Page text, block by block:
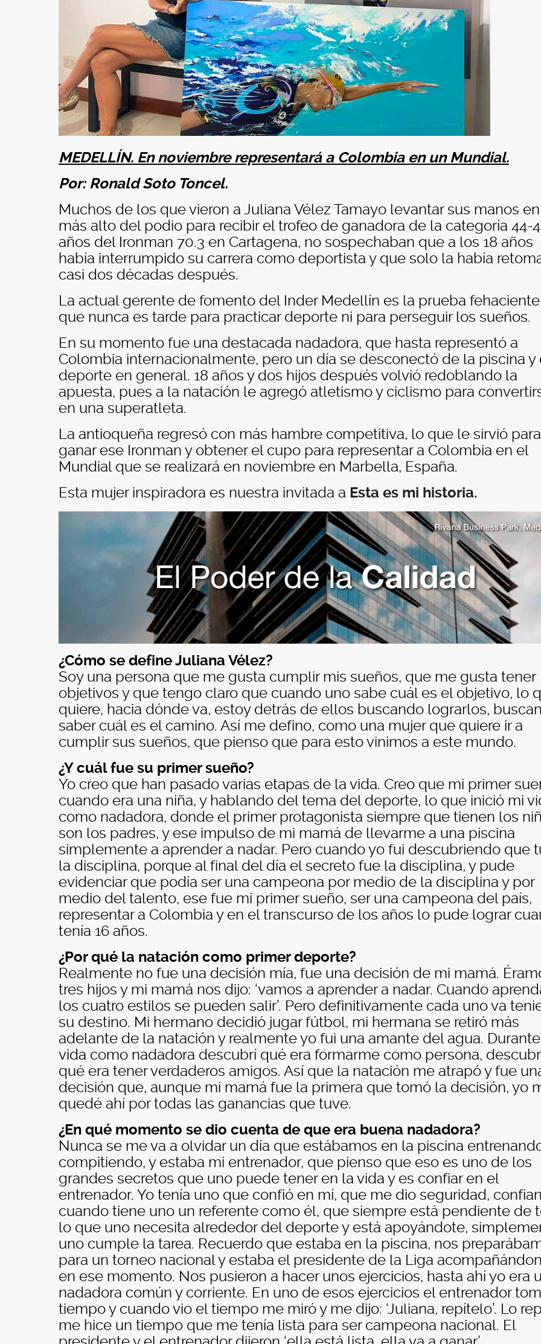
MEDELLÍN. En noviembre representará a Colombia en un Mundial.
Por: Ronald Soto Toncel.
Muchos de los que vieron a Juliana Vélez Tamayo levantar sus manos
más alto del podio para recibir el trofeo de ganadora de la categoría 44-
años del Ironman 70.3 en Cartagena, no sospechaban que a los 18 años
había interrumpido su carrera como deportista y que solo la había
casi dos décadas después.
La actual gerente de fomento del Inder Medellín es la prueba
que nunca es tarde para practicar deporte ni para perseguir los sueños.
En su momento fue una destacada nadadora, que hasta representó a
Colombia internacionalmente, pero un día se desconectó de la piscina y
deporte en general. 18 años y dos hijos después volvió redoblando la
apuesta, pues a la natación le agregó atletismo y ciclismo para
en una superatleta.
La antioqueña regresó con más hambre competitiva, lo que le sirvió para
ganar ese Ironman y obtener el cupo para representar a Colombia en el
Mundial que se realizará en noviembre en Marbella, España.
Esta mujer inspiradora es nuestra invitada a Esta es mi historia.
¿Cómo se define Juliana Vélez?
Soy una persona que me gusta cumplir mis sueños, que me gusta tener
objetivos y que tengo claro que cuando uno sabe cuál es el objetivo, lo
quiere, hacia dónde va, estoy detrás de ellos buscando lograrlos,
saber cuál es el camino. Así me defino, como una mujer que quiere ir a
cumplir sus sueños, que pienso que para esto vinimos a este mundo.
¿Y cuál fue su primer sueño?
Yo creo que han pasado varias etapas de la vida. Creo que mi primer
cuando era una niña, y hablando del tema del deporte, lo que inició mi
como nadadora, donde el primer protagonista siempre que tienen los
son los padres, y ese impulso de mi mamá de llevarme a una piscina
simplemente a aprender a nadar. Pero cuando yo fui descubriendo que
la disciplina, porque al final del día el secreto fue la disciplina, y pude
evidenciar que podía ser una campeona por medio de la disciplina y por
medio del talento, ese fue mi primer sueño, ser una campeona del país,
representar a Colombia y en el transcurso de los años lo pude lograr
tenía 16 años.
¿Por qué la natación como primer deporte?
Realmente no fue una decisión mía, fue una decisión de mi mamá.
tres hijos y mi mamá nos dijo: ‘vamos a aprender a nadar. Cuando
los cuatro estilos se pueden salir’. Pero definitivamente cada uno va
su destino. Mi hermano decidió jugar fútbol, mi hermana se retiró más
adelante de la natación y realmente yo fui una amante del agua.
vida como nadadora descubrí qué era formarme como persona,
qué era tener verdaderos amigos. Así que la natación me atrapó y fue
decisión que, aunque mi mamá fue la primera que tomó la decisión, yo
quedé ahí por todas las ganancias que tuve.
¿En qué momento se dio cuenta de que era buena nadadora?
Nunca se me va a olvidar un día que estábamos en la piscina
compitiendo, y estaba mi entrenador, que pienso que eso es uno de los
grandes secretos que uno puede tener en la vida y es confiar en el
entrenador. Yo tenía uno que confió en mí, que me dio seguridad,
cuando tiene uno un referente como él, que siempre está pendiente de
lo que uno necesita alrededor del deporte y está apoyándote,
uno cumple la tarea. Recuerdo que estaba en la piscina, nos
para un torneo nacional y estaba el presidente de la Liga
en ese momento. Nos pusieron a hacer unos ejercicios, hasta ahí yo era
nadadora común y corriente. En uno de esos ejercicios el entrenador
tiempo y cuando vio el tiempo me miró y me dijo: ‘Juliana, repítelo’. Lo
me hice un tiempo que me tenía lista para ser campeona nacional. El